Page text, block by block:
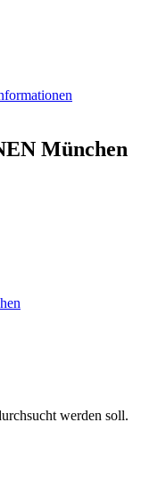
München
werden soll.